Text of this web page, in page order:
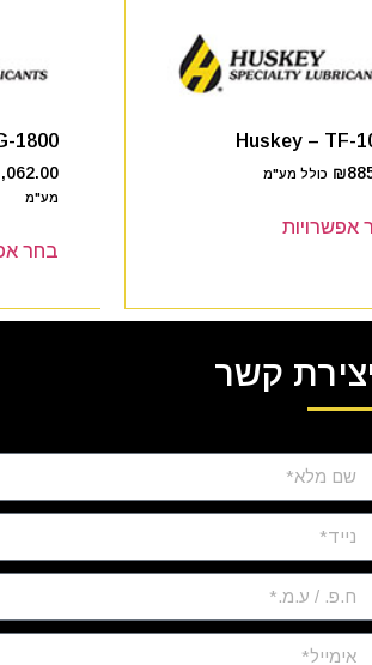
Huskey – TF-
₪ כולל מע"מ
אפשרויות
1800
מע"מ
בחר
קשר